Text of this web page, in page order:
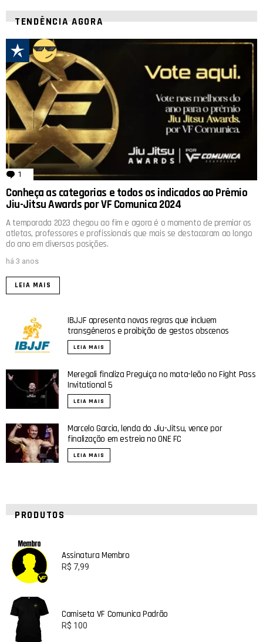
TENDÊNCIA AGORA
1 comentário
Conheça as categorias e todos os indicados ao Prêmio
Jiu-Jitsu Awards por VF Comunica 2024
A temporada 2023 chegou ao fim e agora é o momento de premiar os
atletas, professores e profissionais que mais se destacaram ao longo
do ano em diversas posições.
há 3 anos
LEIA MAIS
IBJJF apresenta novas regras que incluem
transgêneros e proibição de gestos obscenos
LEIA MAIS
Meregali finaliza Preguiça no mata-leão no Fight Pass
Invitational 5
LEIA MAIS
Marcelo Garcia, lenda do Jiu-Jitsu, vence por
finalização em estreia no ONE FC
LEIA MAIS
PRODUTOS
Assinatura Membro
R$ 7,99
Camiseta VF Comunica Padrão
R$ 100